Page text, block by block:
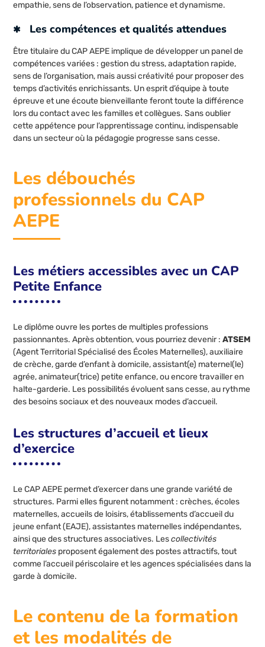
empathie, sens de l’observation, patience et dynamisme.
Les compétences et qualités attendues
Être titulaire du CAP AEPE implique de développer un panel de
compétences variées : gestion du stress, adaptation rapide,
sens de l’organisation, mais aussi créativité pour proposer des
temps d’activités enrichissants. Un esprit d’équipe à toute
épreuve et une écoute bienveillante feront toute la différence
lors du contact avec les familles et collègues. Sans oublier
cette appétence pour l’apprentissage continu, indispensable
dans un secteur où la pédagogie progresse sans cesse.
Les débouchés
professionnels du CAP
AEPE
Les métiers accessibles avec un CAP
Petite Enfance
Le diplôme ouvre les portes de multiples professions
passionnantes. Après obtention, vous pourriez devenir :ATSEM
(Agent Territorial Spécialisé des Écoles Maternelles), auxiliaire
de crèche, garde d’enfant à domicile, assistant(e) maternel(le)
agrée, animateur(trice) petite enfance, ou encore travailler en
halte-garderie. Les possibilités évoluent sans cesse, au rythme
des besoins sociaux et des nouveaux modes d’accueil.
Les structures d’accueil et lieux
d’exercice
Le CAP AEPE permet d’exercer dans une grande variété de
structures. Parmi elles figurent notamment : crèches, écoles
maternelles, accueils de loisirs, établissements d’accueil du
jeune enfant (EAJE), assistantes maternelles indépendantes,
ainsi que des structures associatives. Lescollectivités
territoriales proposent également des postes attractifs, tout
comme l’accueil périscolaire et les agences spécialisées dans la
garde à domicile.
Le contenu de la formation
et les modalités de